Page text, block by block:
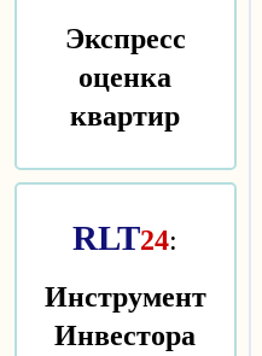
Экспресс
оценка
квартир
RLT24:
Инструмент
Инвестора